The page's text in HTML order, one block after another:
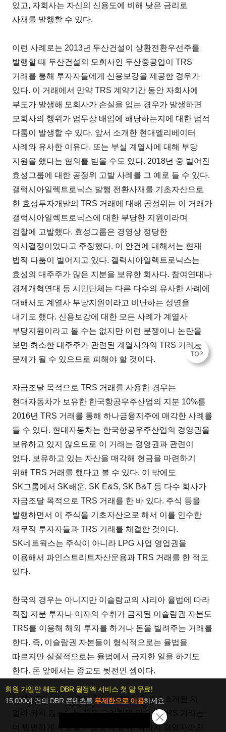
있고, 자회사는 자신의 신용도에 비해 낮은 금리로
사채를 발행할 수 있다.
이런 사례로는 2013년 두산건설이 상환전환우선주를
발행할 때 두산건설의 모회사인 두산중공업이 TRS
거래를 통해 투자자들에게 신용보강을 제공한 경우가
있다. 이 거래에서 만약 TRS 계약기간 동안 자회사에
부도가 발생해 모회사가 손실을 입는 경우가 발생하면
모회사의 행위가 업무상 배임에 해당하는지에 대한 법적
다툼이 발생할 수 있다. 앞서 소개한 현대엘리베이터
사례와 유사한 이유다. 또는 부실 계열사에 대해 부당
지원을 했다는 혐의를 받을 수도 있다. 2018년 중 벌어진
효성그룹에 대한 공정위 고발 사례를 그 예로 들 수 있다.
갤럭시아일렉트로닉스 발행 전환사채를 기초자산으로
한 효성투자개발의 TRS 거래에 대해 공정위는 이 거래가
갤럭시아일렉트로닉스에 대한 부당한 지원이라며
검찰에 고발했다. 효성그룹은 경영상 정당한
의사결정이었다고 주장했다. 이 안건에 대해서는 현재
법적 다툼이 벌어지고 있다. 갤럭시아일렉트로닉스는
효성의 대주주가 많은 지분을 보유한 회사다. 참여연대나
경제개혁연대 등 시민단체는 다른 다수의 유사한 사례에
대해서도 계열사 부당지원이라고 비난하는 성명을
내기도 했다. 신용보강에 대한 모든 사례가 계열사
부당지원이라고 볼 수는 없지만 이런 분쟁이나 논란을
보면 최소한 대주주가 관련된 계열사와의 TRS 거래는
문제가 될 수 있으므로 피해야 할 것이다.
자금조달 목적으로 TRS 거래를 사용한 경우는
현대자동차가 보유한 한국항공우주산업의 지분 10%를
2016년 TRS 거래를 통해 하나금융지주에 매각한 사례를
들 수 있다. 현대자동차는 한국항공우주산업의 경영권을
보유하고 있지 않으므로 이 거래는 경영권과 관련이
없다. 보유하고 있는 자산을 매각해 현금을 마련하기
위해 TRS 거래를 했다고 볼 수 있다. 이 밖에도
SK그룹에서 SK해운, SK E&S, SK B&T 등 다수 회사가
자금조달 목적으로 TRS 거래를 한 바 있다. 주식 등을
발행하면서 이 주식을 기초자산으로 해서 이를 인수한
재무적 투자자들과 TRS 거래를 체결한 것이다.
SK네트웍스는 주식이 아니라 LPG 사업 영업권을
이용해서 파인스트리트자산운용과 TRS 거래를 한 적도
있다.
한국의 경우는 아니지만 이슬람교의 샤리아 율법에 따라
직접 지분 투자나 이자의 수취가 금지된 이슬람권 자본도
TRS를 이용해 해외 투자를 하거나 돈을 빌려주는 거래를
한다. 즉, 이슬람권 자본들이 형식적으로는 율법을
따르지만 실질적으로는 율법에서 금지한 일을 하기도
한다. 돈 앞에서는 종교도 뒷전인 셈이다.
이런 여러 사용 사례와 TRS 거래가 국내에 소개된 지
얼마 되지 않는다는 점을 고려하면 앞으로 TRS 거래는
더 빈번하게 사용될 가능성이 높다. 따라서 경영자라면
회원 가입만 해도, DBR 월정액 서비스 첫 달 무료!
15,000여 건의 DBR 콘텐츠를 무제한으로 이용하세요.